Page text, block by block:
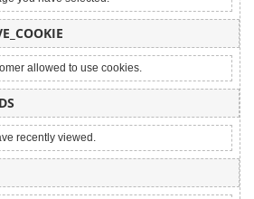
allowed to use cookies.
recently viewed.